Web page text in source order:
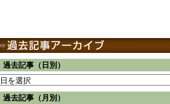
過去記事（日別）
過去記事（月別）